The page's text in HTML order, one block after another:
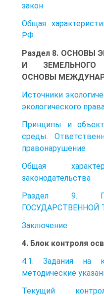
закон
Общая
РФ
Раздел 8. ОСНОВЫ
И ЗЕМЕЛЬНОГО
ОСНОВЫ
Источники
экологического
Принципы и
среды.
правонарушение
Общая
законодательства
Раздел 9.
ГОСУДАРСТВЕННОЙ
Заключение
4. Блок контроля
4.1. Задания на
методические
Текущий